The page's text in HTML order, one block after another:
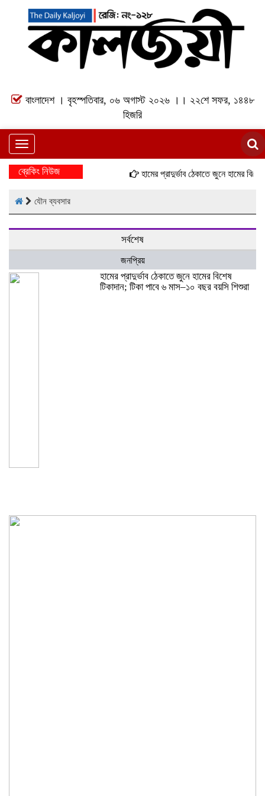
বাংলাদেশ । বৃহস্পতিবার, ০৬ অগাস্ট ২০২৬ ।। ২২শে সফর, ১৪৪৮
হিজরি
Toggle
navigation
ব্রেকিং নিউজ হামের প্রাদুর্ভাব ঠেকাতে জুনে হামের বিশেষ
যৌন ব্যবসার
সর্বশেষ
জনপ্রিয়
হামের প্রাদুর্ভাব ঠেকাতে জুনে হামের বিশেষ
টিকাদান; টিকা পাবে ৬ মাস–১০ বছর বয়সি শিশুরা